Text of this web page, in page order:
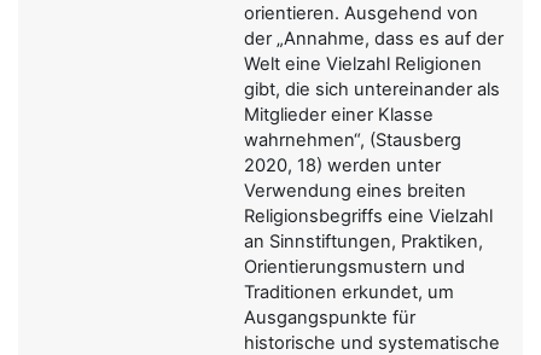
orientieren. Ausgehend von
der „Annahme, dass es auf der
Welt eine Vielzahl Religionen
gibt, die sich untereinander als
Mitglieder einer Klasse
wahrnehmen“, (Stausberg
2020, 18) werden unter
Verwendung eines breiten
Religionsbegriffs eine Vielzahl
an Sinnstiftungen, Praktiken,
Orientierungsmustern und
Traditionen erkundet, um
Ausgangspunkte für
historische und systematische